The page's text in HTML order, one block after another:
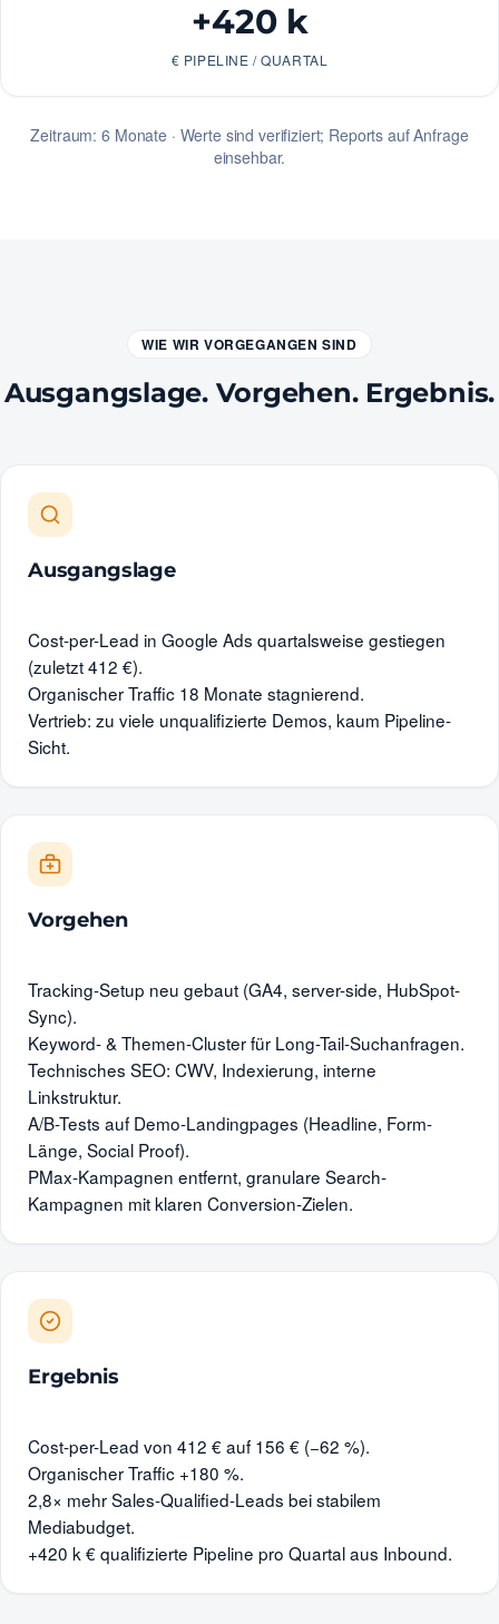
+420 k
€ PIPELINE / QUARTAL
Zeitraum: 6 Monate · Werte sind verifiziert; Reports auf Anfrage
einsehbar.
WIE WIR VORGEGANGEN SIND
Ausgangslage. Vorgehen. Ergebnis.
Ausgangslage
Cost-per-Lead in Google Ads quartalsweise gestiegen
(zuletzt 412 €).
Organischer Traffic 18 Monate stagnierend.
Vertrieb: zu viele unqualifizierte Demos, kaum Pipeline-
Sicht.
Vorgehen
Tracking-Setup neu gebaut (GA4, server-side, HubSpot-
Sync).
Keyword- & Themen-Cluster für Long-Tail-Suchanfragen.
Technisches SEO: CWV, Indexierung, interne
Linkstruktur.
A/B-Tests auf Demo-Landingpages (Headline, Form-
Länge, Social Proof).
PMax-Kampagnen entfernt, granulare Search-
Kampagnen mit klaren Conversion-Zielen.
Ergebnis
Cost-per-Lead von 412 € auf 156 € (−62 %).
Organischer Traffic +180 %.
2,8× mehr Sales-Qualified-Leads bei stabilem
Mediabudget.
+420 k € qualifizierte Pipeline pro Quartal aus Inbound.